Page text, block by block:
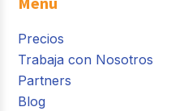
Precios
Trabaja con Nosotros
Partners
Blog